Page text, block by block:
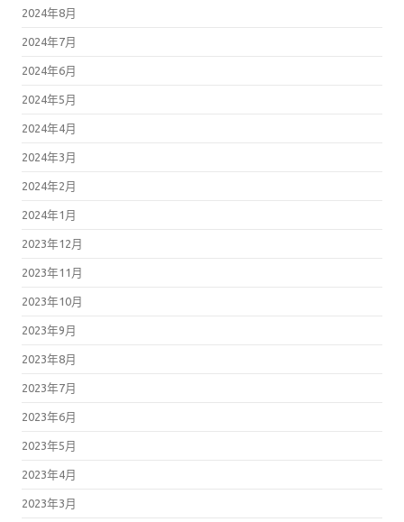
2024年8月
2024年7月
2024年6月
2024年5月
2024年4月
2024年3月
2024年2月
2024年1月
2023年12月
2023年11月
2023年10月
2023年9月
2023年8月
2023年7月
2023年6月
2023年5月
2023年4月
2023年3月